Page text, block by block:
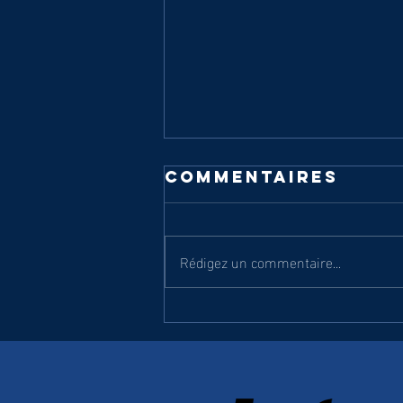
Commentaires
Rédigez un commentaire...